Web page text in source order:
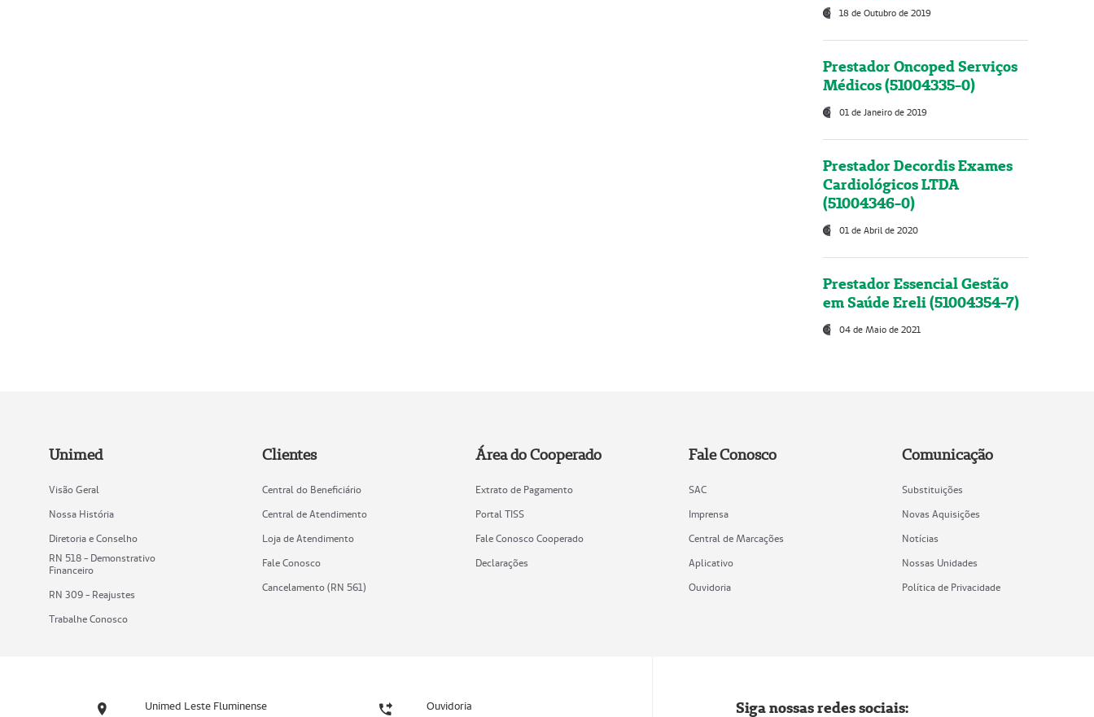
18 de Outubro de 2019
Prestador Oncoped Serviços
Médicos (51004335-0)
01 de Janeiro de 2019
Prestador Decordis Exames
Cardiológicos LTDA
(51004346-0)
01 de Abril de 2020
Prestador Essencial Gestão
em Saúde Ereli (51004354-7)
04 de Maio de 2021
Unimed
Visão Geral
Nossa História
Diretoria e Conselho
RN 518 - Demonstrativo
Financeiro
RN 309 - Reajustes
Trabalhe Conosco
Clientes
Central do Beneficiário
Central de Atendimento
Loja de Atendimento
Fale Conosco
Cancelamento (RN 561)
Área do Cooperado
Extrato de Pagamento
Portal TISS
Fale Conosco Cooperado
Declarações
Fale Conosco
SAC
Imprensa
Central de Marcações
Aplicativo
Ouvidoria
Comunicação
Substituições
Novas Aquisições
Notícias
Nossas Unidades
Política de Privacidade
Unimed Leste Fluminense Ouvidoria Siga nossas redes sociais: